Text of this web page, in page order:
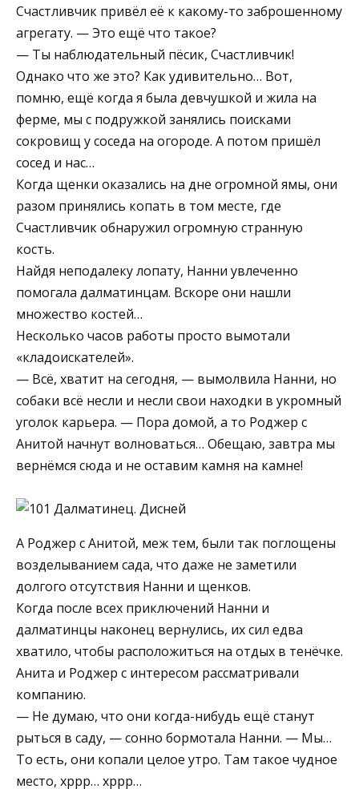
Счастливчик привёл её к какому-то заброшенному
агрегату. — Это ещё что такое?
— Ты наблюдательный пёсик, Счастливчик!
Однако что же это? Как удивительно… Вот,
помню, ещё когда я была девчушкой и жила на
ферме, мы с подружкой занялись поисками
сокровищ у соседа на огороде. А потом пришёл
сосед и нас…
Когда щенки оказались на дне огромной ямы, они
разом принялись копать в том месте, где
Счастливчик обнаружил огромную странную
кость.
Найдя неподалеку лопату, Нанни увлеченно
помогала далматинцам. Вскоре они нашли
множество костей…
Несколько часов работы просто вымотали
«кладоискателей».
— Всё, хватит на сегодня, — вымолвила Нанни, но
собаки всё несли и несли свои находки в укромный
уголок карьера. — Пора домой, а то Роджер с
Анитой начнут волноваться… Обещаю, завтра мы
вернёмся сюда и не оставим камня на камне!
А Роджер с Анитой, меж тем, были так поглощены
возделыванием сада, что даже не заметили
долгого отсутствия Нанни и щенков.
Когда после всех приключений Нанни и
далматинцы наконец вернулись, их сил едва
хватило, чтобы расположиться на отдых в тенёчке.
Анита и Роджер с интересом рассматривали
компанию.
— Не думаю, что они когда-нибудь ещё станут
рыться в саду, — сонно бормотала Нанни. — Мы…
То есть, они копали целое утро. Там такое чудное
место, хррр… хррр…